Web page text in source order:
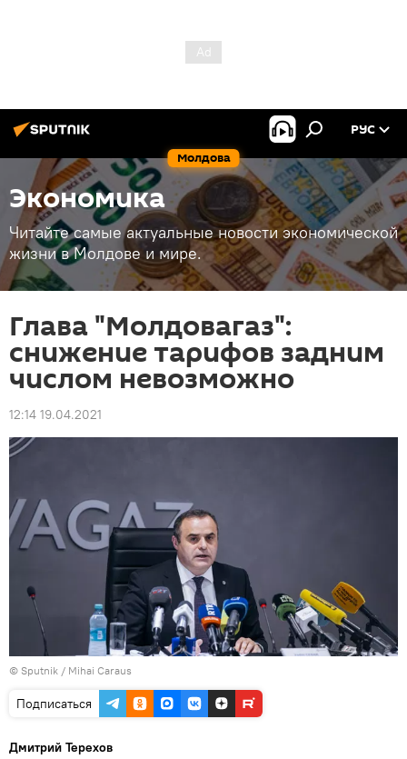
Молдова
РУС
Экономика
Читайте самые актуальные новости экономической
жизни в Молдове и мире.
Глава "Молдовагаз":
снижение тарифов задним
числом невозможно
12:14 19.04.2021
© Sputnik / Mihai Caraus
Подписаться
Дмитрий Терехов